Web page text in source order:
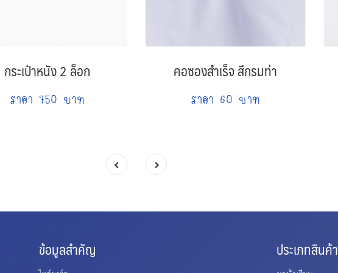
กระเป๋าหนัง 2 ล็อก
ราคา 750 บาท
คอซองสำเร็จ สีกรมท่า
ราคา 60 บาท
ข้อมูลสำคัญ ประเภทสินค้า